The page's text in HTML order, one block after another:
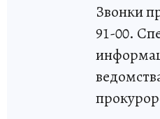
Звонки
91-00.